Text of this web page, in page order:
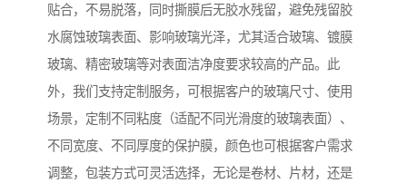
贴合，不易脱落，同时撕膜后无胶水残留，避免残留胶
水腐蚀玻璃表面、影响玻璃光泽，尤其适合玻璃、镀膜
玻璃、精密玻璃等对表面洁净度要求较高的产品。此
外，我们支持定制服务，可根据客户的玻璃尺寸、使用
场景，定制不同粘度（适配不同光滑度的玻璃表面）、
不同宽度、不同厚度的保护膜，颜色也可根据客户需求
调整，包装方式可灵活选择，无论是卷材、片材，还是